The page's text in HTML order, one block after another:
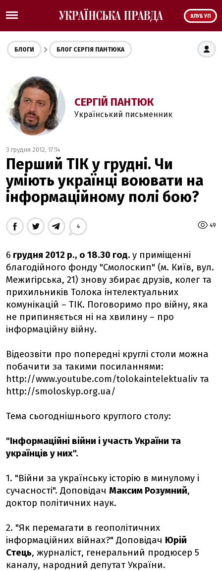
КЛУБ УП
БЛОГИ БЛОГ СЕРГІЯ ПАНТЮКА
СЕРГІЙ ПАНТЮК
Український письменник
3 грудня 2012, 17:14
Перший ТІК у грудні. Чи
уміють українці воювати на
інформаційному полі бою?
49
4
6 грудня 2012 р., о 18.30 год. у приміщенні
благодійного фонду "Смолоскип" (м. Київ, вул.
Межигірська, 21) знову збирає друзів, колег та
прихильників Толока інтелектуальних
комунікацій – ТІК. Поговоримо про війну, яка
не припиняється ні на хвилину – про
інформаційну війну.
Відеозвіти про попередні круглі столи можна
побачити за такими посиланнями:
http://www.youtube.com/tolokaintelektualiv та
http://smoloskyp.org.ua/
Тема сьогоднішнього круглого столу:
"Інформаційні війни і участь України та
українців у них".
1. "Війни за українську історію в минулому і
сучасності". Доповідач Максим Розумний,
доктор політичних наук.
2. "Як перемагати в геополітичних
інформаційних війнах?" Доповідач Юрій
Стець, журналіст, генеральний продюсер 5
каналу, народний депутат України.